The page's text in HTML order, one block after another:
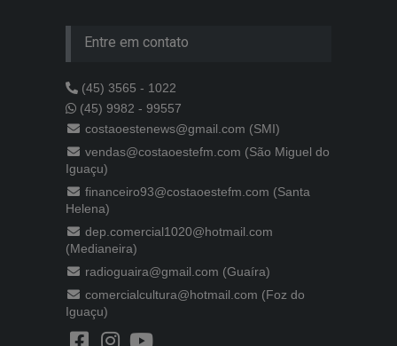
Entre em contato
(45) 3565 - 1022
(45) 9982 - 99557
costaoestenews@gmail.com (SMI)
vendas@costaoestefm.com (São Miguel do
Iguaçu)
financeiro93@costaoestefm.com (Santa
Helena)
dep.comercial1020@hotmail.com
(Medianeira)
radioguaira@gmail.com (Guaíra)
comercialcultura@hotmail.com (Foz do
Iguaçu)